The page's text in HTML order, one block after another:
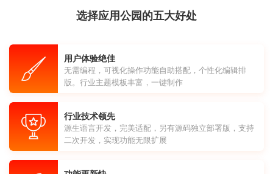
选择应用公园的五大好处
用户体验绝佳
无需编程，可视化操作功能自助搭配，个性化编辑排
版。行业主题模板丰富，一键制作
行业技术领先
源生语言开发，完美适配，另有源码独立部署版，支持
二次开发，实现功能无限扩展